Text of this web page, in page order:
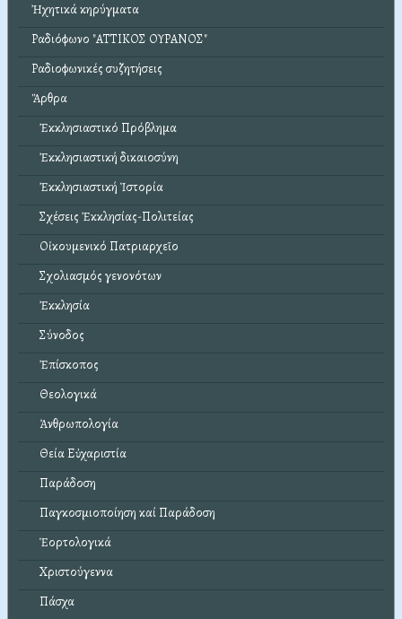
Ἠχητικά κηρύγματα
Ραδιόφωνο "ΑΤΤΙΚΟΣ ΟΥΡΑΝΟΣ"
Ραδιοφωνικές συζητήσεις
Ἄρθρα
Ἐκκλησιαστικό Πρόβλημα
Ἐκκλησιαστική δικαιοσύνη
Ἐκκλησιαστική Ἱστορία
Σχέσεις Ἐκκλησίας-Πολιτείας
Οἰκουμενικό Πατριαρχεῖο
Σχολιασμός γενονότων
Ἐκκλησία
Σύνοδος
Ἐπίσκοπος
Θεολογικά
Ἀνθρωπολογία
Θεία Εὐχαριστία
Παράδοση
Παγκοσμιοποίηση καί Παράδοση
Ἑορτολογικά
Χριστούγεννα
Πάσχα